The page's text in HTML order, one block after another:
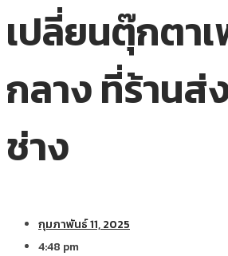
เปลี่ยนตุ๊กตา
กลาง ที่ร้านส่
ช่าง
กุมภาพันธ์ 11, 2025
4:48 pm